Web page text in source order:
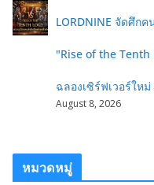
LORDNINE จัดศึก
"Rise of the
ฉลองเซิร์ฟเวอร์ใหม่
August 8, 2026
หมวดหมู่